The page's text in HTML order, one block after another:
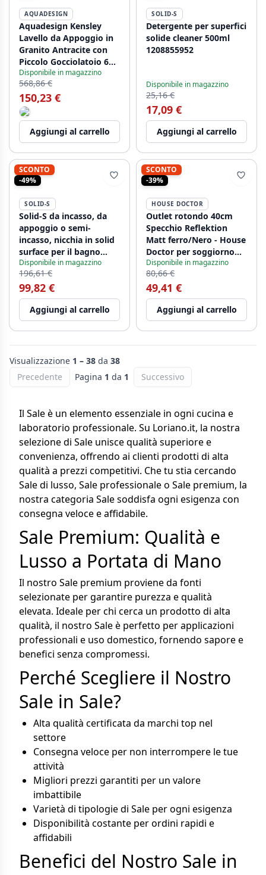
AQUADESIGN
Aquadesign Kensley
Lavello da Appoggio in
Granito Antracite con
Piccolo Gocciolatoio 65
x 44 cm 1208970085
Disponibile in magazzino
568,86 €
150,23 €
Aggiungi al carrello
SOLID-S
Detergente per superfici
solide cleaner 500ml
1208855952
Disponibile in magazzino
25,16 €
17,09 €
Aggiungi al carrello
SCONTO
-49%
SOLID-S
Solid-S da incasso, da
appoggio o semi-
incasso, nicchia in solid
surface per il bagno
300x300x150
1208920887
Disponibile in magazzino
196,61 €
99,82 €
Aggiungi al carrello
SCONTO
-39%
HOUSE DOCTOR
Outlet rotondo 40cm
Specchio Reflektion
Matt ferro/Nero - House
Doctor per soggiorno
Fk0201
Disponibile in magazzino
80,66 €
49,41 €
Aggiungi al carrello
Visualizzazione 1 – 38 da 38
Precedente
Pagina 1 da 1 Successivo
Il Sale è un elemento essenziale in ogni cucina e
laboratorio professionale. Su Loriano.it, la nostra
selezione di Sale unisce qualità superiore e
convenienza, offrendo ai clienti prodotti di alta
qualità a prezzi competitivi. Che tu stia cercando
Sale di lusso, Sale professionale o Sale premium, la
nostra categoria Sale soddisfa ogni esigenza con
consegna veloce e affidabile.
Sale Premium: Qualità e
Lusso a Portata di Mano
Il nostro Sale premium proviene da fonti
selezionate per garantire purezza e qualità
elevata. Ideale per chi cerca un prodotto di alta
qualità, il nostro Sale è perfetto per applicazioni
professionali e uso domestico, fornendo sapore e
benefici senza compromessi.
Perché Scegliere il Nostro
Sale in Sale?
Alta qualità certificata da marchi top nel
settore
Consegna veloce per non interrompere le tue
attività
Migliori prezzi garantiti per un valore
imbattibile
Varietà di tipologie di Sale per ogni esigenza
Disponibilità costante per ordini rapidi e
affidabili
Benefici del Nostro Sale in